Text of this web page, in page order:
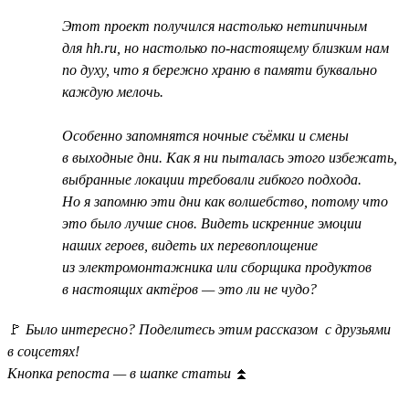
Этот проект получился настолько нетипичным
для hh.ru, но настолько по-настоящему близким нам
по духу, что я бережно храню в памяти буквально
каждую мелочь.
Особенно запомнятся ночные съёмки и смены
в выходные дни. Как я ни пыталась этого избежать,
выбранные локации требовали гибкого подхода.
Но я запомню эти дни как волшебство, потому что
это было лучше снов. Видеть искренние эмоции
наших героев, видеть их перевоплощение
из электромонтажника или сборщика продуктов
в настоящих актёров — это ли не чудо?
🚩 Было интересно? Поделитесь этим рассказом с друзьями
в соцсетях!
Кнопка репоста — в шапке статьи ⏫